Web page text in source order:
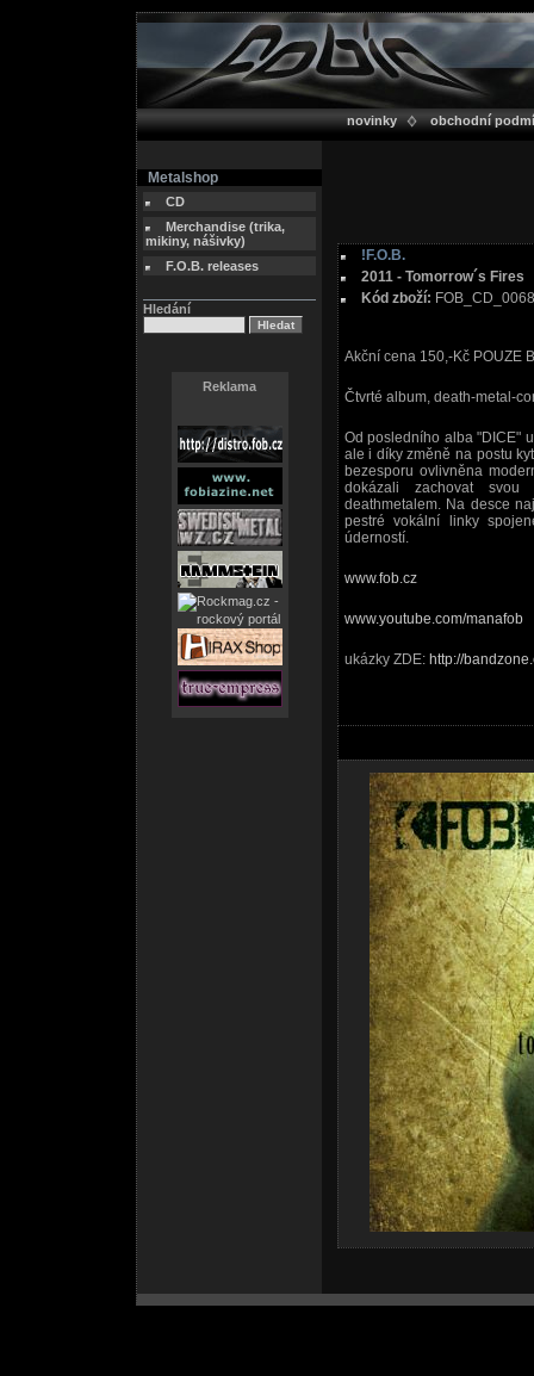
novinky obchodní
Metalshop
CD
Merchandise (trika,
mikiny, nášivky)
F.O.B. releases
Hledání
Reklama
!F.O.B.
2011 - Tomorrow´s Fires
Kód zboží:
Akční cena 150,-Kč POUZE
Čtvrté album, death-metal-
Od posledního alba "DICE"
ale i díky změně na postu
bezesporu ovlivněna
dokázali zachovat
deathmetalem. Na desce
pestré vokální linky
úderností.
www.fob.cz
www.youtube.com/manafob
ukázky ZDE: http://